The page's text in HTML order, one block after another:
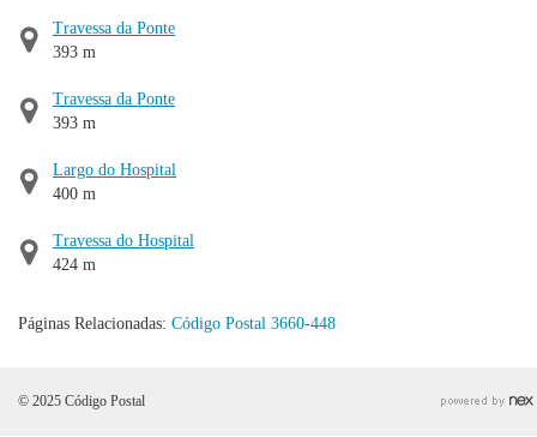
Travessa da Ponte
393 m
Travessa da Ponte
393 m
Largo do Hospital
400 m
Travessa do Hospital
424 m
Páginas Relacionadas: Código Postal 3660-448
© 2025 Código Postal